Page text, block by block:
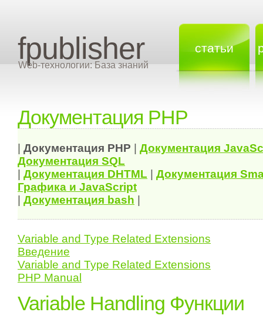
fpublisher
Web-технологии: База знаний
статьи
Документация PHP
Документация PHP Документация
Документация SQL
Документация DHTML
Документация
Графика и JavaScript
Документация bash
Variable and Type Related Extensions
Введение
Variable and Type Related Extensions
PHP Manual
Variable Handling Функции